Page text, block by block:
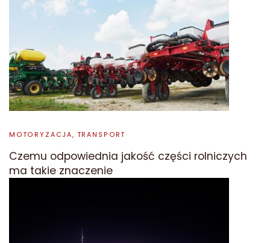
MOTORYZACJA, TRANSPORT
Czemu odpowiednia jakość części rolniczych
ma takie znaczenie